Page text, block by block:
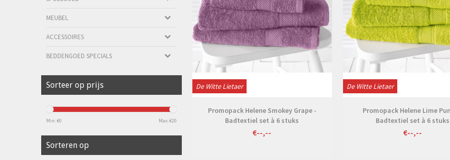
MEUBEL
ACCESSOIRES
BEDDENGOED SPECIALS
Sorteer op prijs
Min: €0 Max: €20
Sorteren op
De Witte Lietaer
Promopack Helene Smokey Grape -
Badtextiel set à 6 stuks
€--,--
De Witte Lietaer
Promopack Helene Lime
Badtextiel set à 6 stuks
€--,--